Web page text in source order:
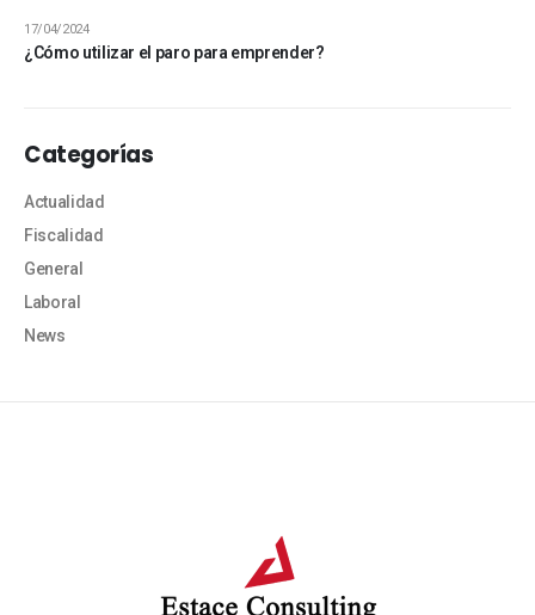
¿Cómo utilizar el paro para emprender?
17/04/2024
Categorías
Actualidad
Fiscalidad
General
Laboral
News